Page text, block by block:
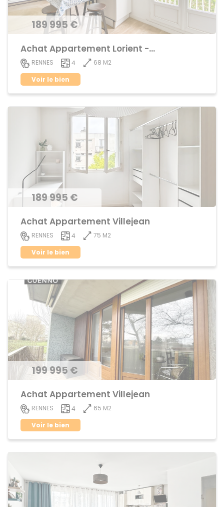
189 995 €
Achat Appartement Lorient - Saint-Brieuc
RENNES 4
68 M2
Voir le bien
189 995 €
Achat Appartement Villejean
RENNES 4
75 M2
Voir le bien
199 995 €
Achat Appartement Villejean
RENNES 4
65 M2
Voir le bien